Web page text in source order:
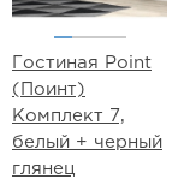
Гостиная Point
(Поинт)
Комплект 7,
белый + черный
глянец